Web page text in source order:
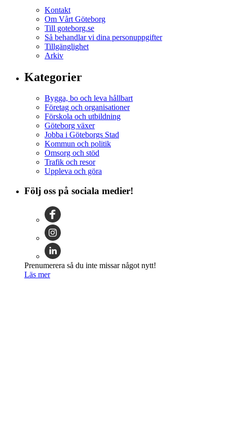
Kontakt
Om Vårt Göteborg
Till goteborg.se
Så behandlar vi dina personuppgifter
Tillgänglighet
Arkiv
Kategorier
Bygga, bo och leva hållbart
Företag och organisationer
Förskola och utbildning
Göteborg växer
Jobba i Göteborgs Stad
Kommun och politik
Omsorg och stöd
Trafik och resor
Uppleva och göra
Följ oss på sociala medier!
Prenumerera så du inte missar något nytt!
Läs mer